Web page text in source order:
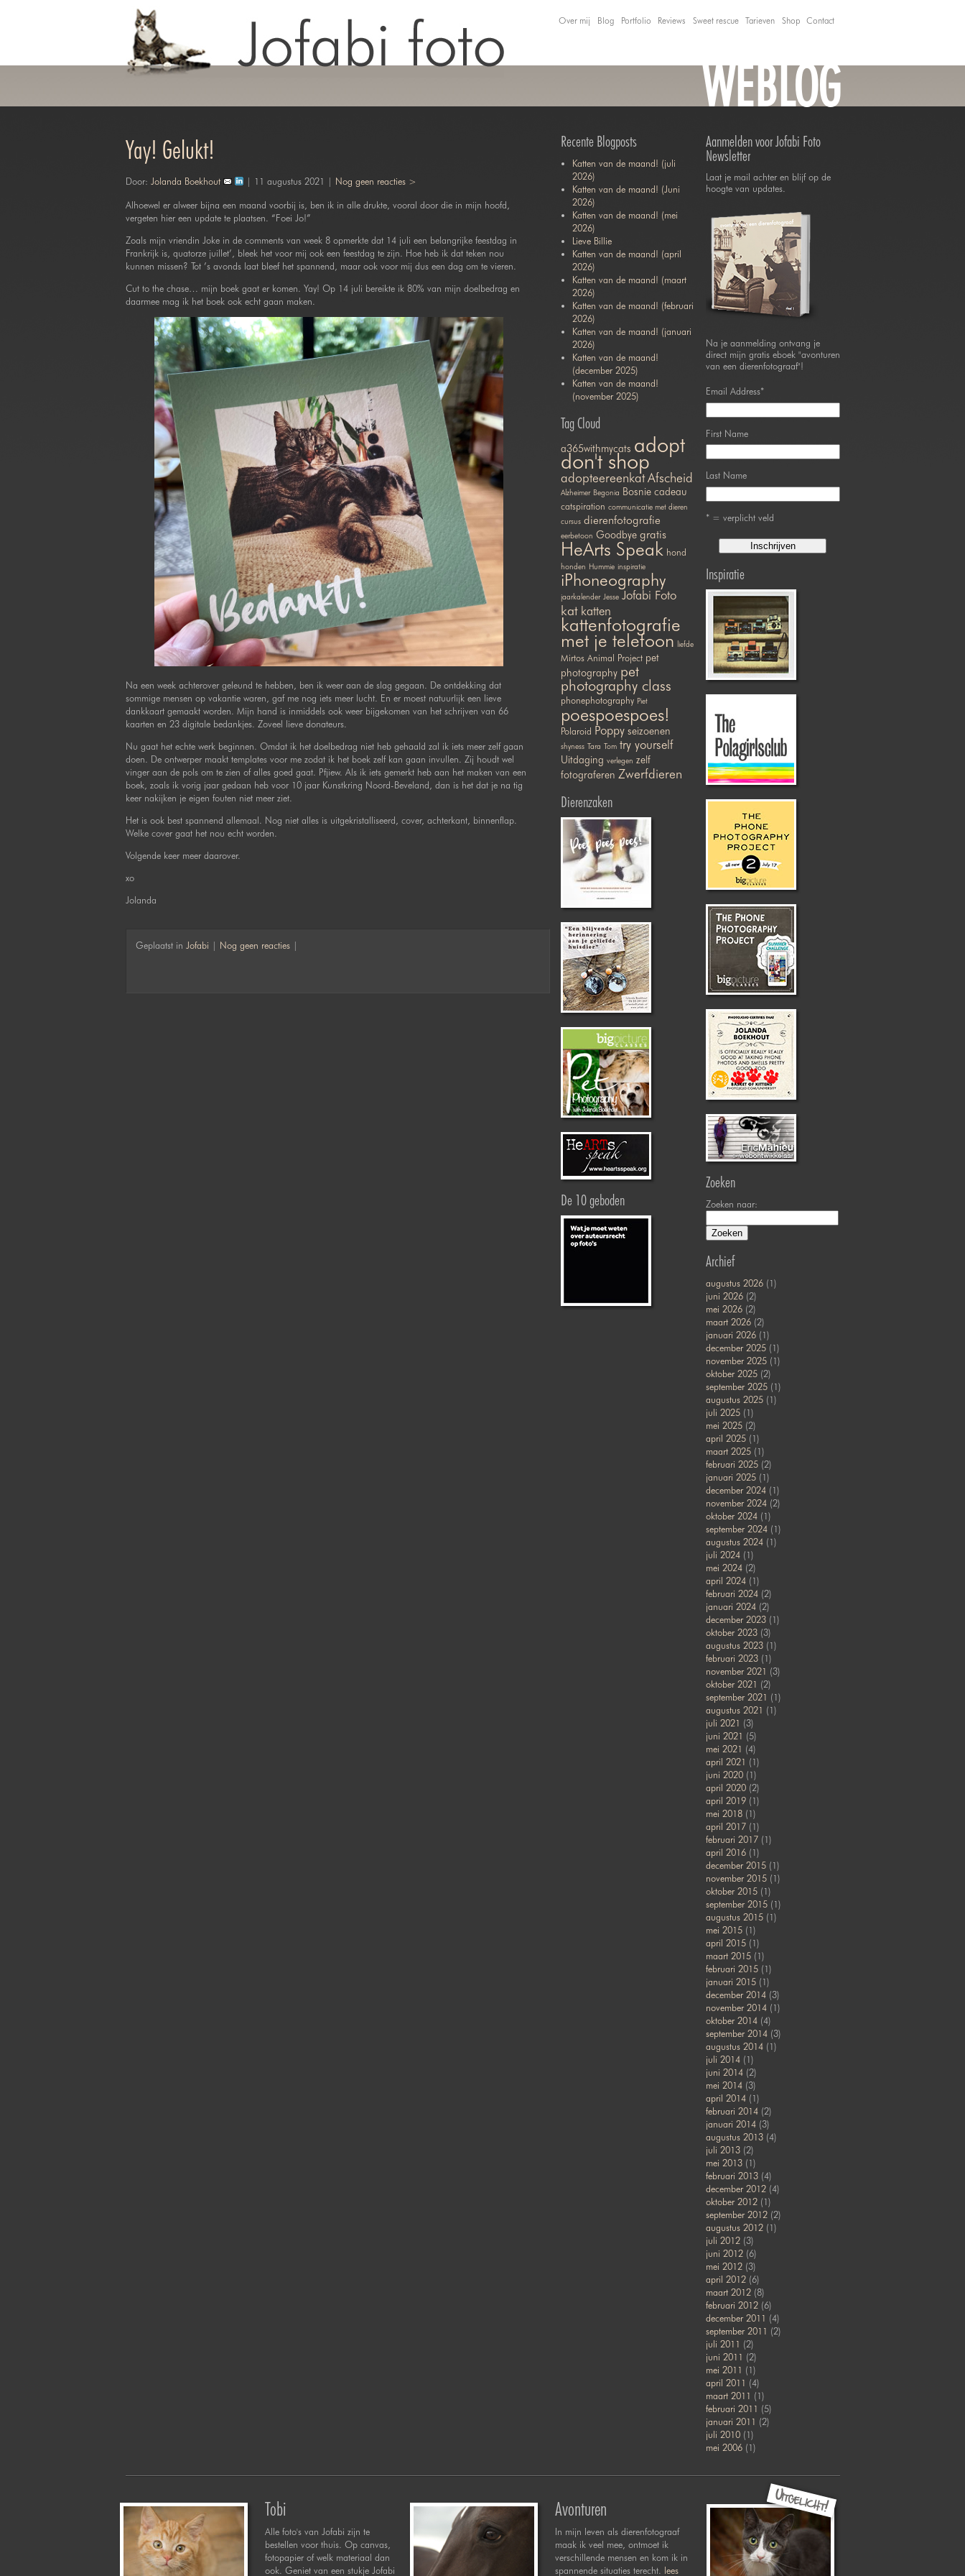
Over mij Blog Portfolio Reviews Sweet rescue Tarieven Shop Contact
WEBLOG
Yay! Gelukt!
Door: Jolanda Boekhout | 11 augustus 2021 | Nog geen reacties >
Alhoewel er alweer bijna een maand voorbij is, ben ik in alle drukte, vooral door die in mijn hoofd,
vergeten hier een update te plaatsen. “Foei Jo!”
Zoals mijn vriendin Joke in de comments van week 8 opmerkte dat 14 juli een belangrijke feestdag in
Frankrijk is, quatorze juillet’, bleek het voor mij ook een feestdag te zijn. Hoe heb ik dat teken nou
kunnen missen? Tot ’s avonds laat bleef het spannend, maar ook voor mij dus een dag om te vieren.
Cut to the chase… mijn boek gaat er komen. Yay! Op 14 juli bereikte ik 80% van mijn doelbedrag en
daarmee mag ik het boek ook echt gaan maken.
Na een week achterover geleund te hebben, ben ik weer aan de slag gegaan. De ontdekking dat
sommige mensen op vakantie waren, gaf me nog iets meer lucht. En er moest natuurlijk een lieve
dankkaart gemaakt worden. Mijn hand is inmiddels ook weer bijgekomen van het schrijven van 66
kaarten en 23 digitale bedankjes. Zoveel lieve donateurs.
Nu gaat het echte werk beginnen. Omdat ik het doelbedrag niet heb gehaald zal ik iets meer zelf gaan
doen. De ontwerper maakt templates voor me zodat ik het boek zelf kan gaan invullen. Zij houdt wel
vinger aan de pols om te zien of alles goed gaat. Pfjiew. Als ik iets gemerkt heb aan het maken van een
boek, zoals ik vorig jaar gedaan heb voor 10 jaar Kunstkring Noord-Beveland, dan is het dat je na tig
keer nakijken je eigen fouten niet meer ziet.
Het is ook best spannend allemaal. Nog niet alles is uitgekristalliseerd, cover, achterkant, binnenflap.
Welke cover gaat het nou echt worden.
Volgende keer meer daarover.
xo
Jolanda
Geplaatst in Jofabi | Nog geen reacties|
Recente Blogposts
Katten van de maand! (juli
2026)
Katten van de maand! (Juni
2026)
Katten van de maand! (mei
2026)
Lieve Billie
Katten van de maand! (april
2026)
Katten van de maand! (maart
2026)
Katten van de maand! (februari
2026)
Katten van de maand! (januari
2026)
Katten van de maand!
(december 2025)
Katten van de maand!
(november 2025)
Tag Cloud
a365withmycats adopt
don't shop
adopteereenkat Afscheid
Alzheimer Begonia Bosnie cadeau
catspiration communicatie met dieren
cursus dierenfotografie
eerbetoon Goodbye gratis
HeArts Speak hond
honden Hummie inspiratie
iPhoneography
jaarkalender Jesse Jofabi Foto
kat katten
kattenfotografie
met je telefoon liefde
Mirtos Animal Project pet
photography pet
photography class
phonephotography Piet
poespoespoes!
Polaroid Poppy seizoenen
shyness Tara Tom try yourself
Uitdaging verlegen zelf
fotograferen Zwerfdieren
Dierenzaken
De 10 geboden
Aanmelden voor Jofabi Foto
Newsletter
Laat je mail achter en blijf op de
hoogte van updates.
Na je aanmelding ontvang je
direct mijn gratis eboek "avonturen
van een dierenfotograaf"!
Email Address*
First Name
Last Name
* = verplicht veld
Inspiratie
Zoeken
Zoeken naar:
Archief
augustus 2026(1)
juni 2026(2)
mei 2026(2)
maart 2026(2)
januari 2026(1)
december 2025(1)
november 2025(1)
oktober 2025(2)
september 2025(1)
augustus 2025(1)
juli 2025(1)
mei 2025(2)
april 2025(1)
maart 2025(1)
februari 2025(2)
januari 2025(1)
december 2024(1)
november 2024(2)
oktober 2024(1)
september 2024(1)
augustus 2024(1)
juli 2024(1)
mei 2024(2)
april 2024(1)
februari 2024(2)
januari 2024(2)
december 2023(1)
oktober 2023(3)
augustus 2023(1)
februari 2023(1)
november 2021 (3)
oktober 2021 (2)
september 2021 (1)
augustus 2021 (1)
juli 2021 (3)
juni 2021 (5)
mei 2021 (4)
april 2021 (1)
juni 2020(1)
april 2020(2)
april 2019(1)
mei 2018(1)
april 2017(1)
februari 2017(1)
april 2016(1)
december 2015(1)
november 2015(1)
oktober 2015(1)
september 2015(1)
augustus 2015(1)
mei 2015(1)
april 2015(1)
maart 2015(1)
februari 2015(1)
januari 2015(1)
december 2014(3)
november 2014(1)
oktober 2014(4)
september 2014(3)
augustus 2014(1)
juli 2014(1)
juni 2014(2)
mei 2014(3)
april 2014(1)
februari 2014(2)
januari 2014(3)
augustus 2013(4)
juli 2013(2)
mei 2013(1)
februari 2013(4)
december 2012(4)
oktober 2012(1)
september 2012(2)
augustus 2012(1)
juli 2012(3)
juni 2012(6)
mei 2012(3)
april 2012(6)
maart 2012(8)
februari 2012(6)
december 2011 (4)
september 2011 (2)
juli 2011 (2)
juni 2011 (2)
mei 2011 (1)
april 2011 (4)
maart 2011 (1)
februari 2011 (5)
januari 2011 (2)
juli 2010(1)
mei 2006(1)
Tobi
Alle foto's van Jofabi zijn te
bestellen voor thuis. Op canvas,
fotopapier of welk materiaal dan
ook. Geniet van een stukje Jofabi
Avonturen
In mijn leven als dierenfotograaf
maak ik veel mee, ontmoet ik
verschillende mensen en kom ik in
spannende situaties terecht. lees